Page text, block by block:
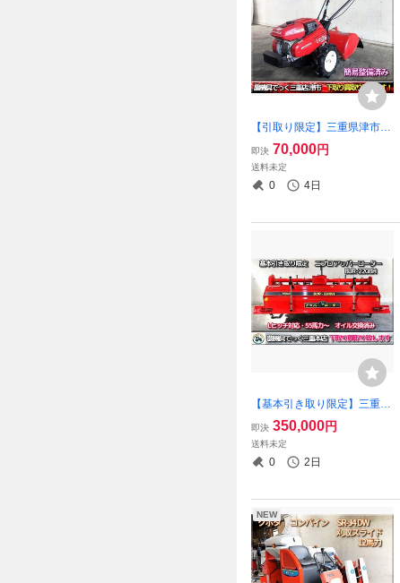
【引取り限定】三重県津市
簡易整備済み ホンダ 管理機
FU650 -L 一軸正逆ロータリ
ー 5馬力 耕運機 耕うん
即決 70,000円
送料未定
0 4日
【基本引き取り限定】三重県
津市白山 ニプロ アッパーロ
ーター BUR-2208H Lヒッチ
対応 オイル交換済み 55馬力
以上
即決 350,000円
送料未定
0 2日
NEW